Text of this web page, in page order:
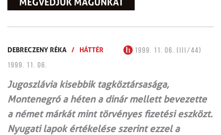
DEBRECZENY RÉKA / HÁTTÉR
1999. 11. 06. (III/44)
1999. 11. 06.
Jugoszlávia kisebbik tagköztársasága,
Montenegró a héten a dinár mellett bevezette
a német márkát mint törvényes fizetési eszközt.
Nyugati lapok értékelése szerint ezzel a